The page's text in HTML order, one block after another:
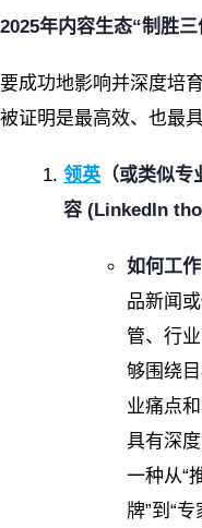
2025年内容生态“制胜三
要成功地影响并深度培
被证明是最高效、也最
领英 （或类似
容 (LinkedIn
如何工作
品新闻
管、行
够围绕
业痛点
具有深
一种从“
牌”到“